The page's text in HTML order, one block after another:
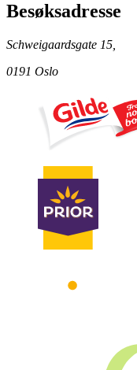
Besøksadresse
Schweigaardsgate 15,
0191 Oslo